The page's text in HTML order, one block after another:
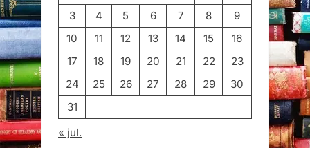
3
4 5 6 7 8
9
10
11 12 13 14 15
16
17
18 19 20 21 22
23
24
25 26 27 28 29
30
31
« jul.